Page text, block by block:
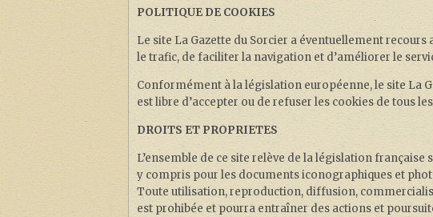
POLITIQUE DE COOKIES
Le site La Gazette du Sorcier a éventuellement
le trafic, de faciliter la navigation et d’améliorer le
Conformément à la législation européenne, le site La
est libre d’accepter ou de refuser les cookies de tous
DROITS ET PROPRIETES
L’ensemble de ce site relève de la législation
y compris pour les documents iconographiques et
Toute utilisation, reproduction, diffusion,
est prohibée et pourra entraîner des actions et